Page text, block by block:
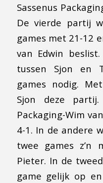
Sassenus
De vierde partij
games met 21-12
van Edwin
tussen Sjon en
games nodig.
Sjon deze partij.
Packaging-Wim
4-1. In de andere
twee games z’n
Pieter. In de
game gelijk op